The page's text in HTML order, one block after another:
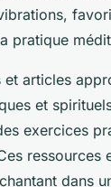
pratique
et articles
et
exercices
ressources
dans